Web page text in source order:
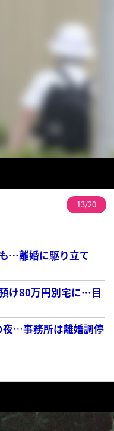
13/20
…離婚に駆り立て
け80万円別宅に…目
夜…事務所は離婚調停